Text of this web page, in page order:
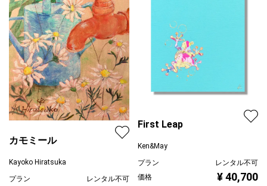
カモミール
Kayoko Hiratsuka
プラン
レンタル不可
First Leap
Ken&May
プラン
レンタル不可
価格
¥ 40,700